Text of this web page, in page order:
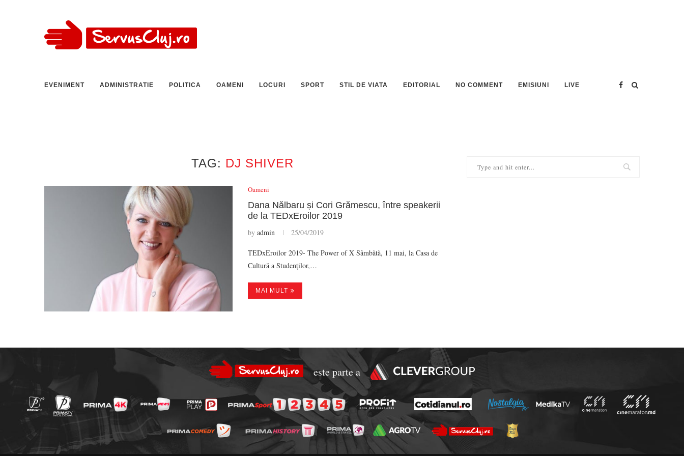
EVENIMENT ADMINISTRATIE POLITICA OAMENI LOCURI SPORT STIL DE VIATA EDITORIAL NO COMMENT EMISIUNI LIVE
TAG: DJ SHIVER
Oameni
Dana Nălbaru și Cori Grămescu, între speakerii
de la TEDxEroilor 2019
by admin 25/04/2019
TEDxEroilor 2019- The Power of X Sâmbătă, 11 mai, la Casa de
Cultură a Studenților,…
MAI MULT
este parte a